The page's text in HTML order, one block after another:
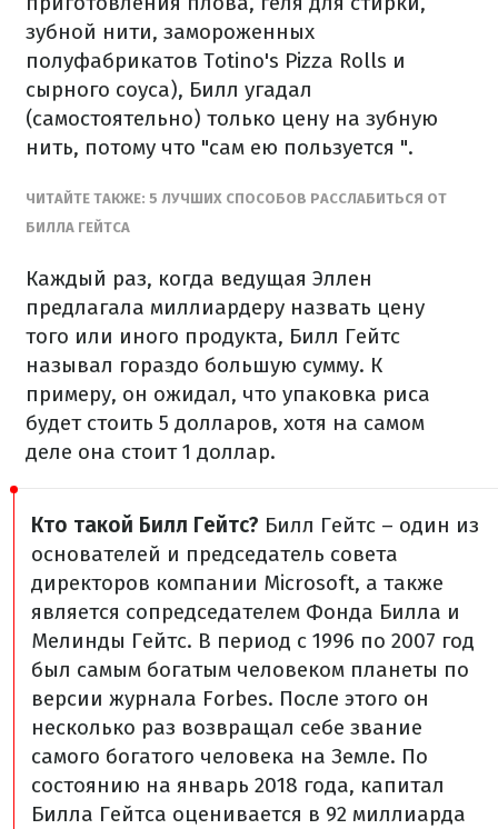
зубной нити, замороженных
полуфабрикатов Totino's Pizza Rolls и
сырного соуса), Билл угадал
(самостоятельно) только цену на зубную
нить, потому что "сам ею пользуется ".
ЧИТАЙТЕ ТАКЖЕ: 5 ЛУЧШИХ СПОСОБОВ РАССЛАБИТЬСЯ ОТ
БИЛЛА ГЕЙТСА
Каждый раз, когда ведущая Эллен
предлагала миллиардеру назвать цену
того или иного продукта, Билл Гейтс
называл гораздо большую сумму. К
примеру, он ожидал, что упаковка риса
будет стоить 5 долларов, хотя на самом
деле она стоит 1 доллар.
Кто такой Билл Гейтс? Билл Гейтс – один из
основателей и председатель совета
директоров компании Microsoft, а также
является сопредседателем Фонда Билла и
Мелинды Гейтс. В период с 1996 по 2007 год
был самым богатым человеком планеты по
версии журнала Forbes. После этого он
несколько раз возвращал себе звание
самого богатого человека на Земле. По
состоянию на январь 2018 года, капитал
Билла Гейтса оценивается в 92 миллиарда